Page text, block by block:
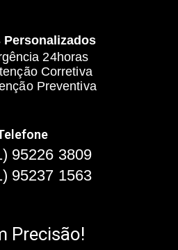
Personalizados
24horas
Corretiva
Preventiva
95226 3809
95237 1563
Precisão!